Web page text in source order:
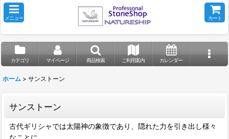
メニュー カート
カテゴリ マイページ 商品検索 ご利用案内 カレンダー
ホーム > サンストーン
サンストーン
古代ギリシャでは太陽神の象徴であり、隠れた力を引き出し様々
なことに